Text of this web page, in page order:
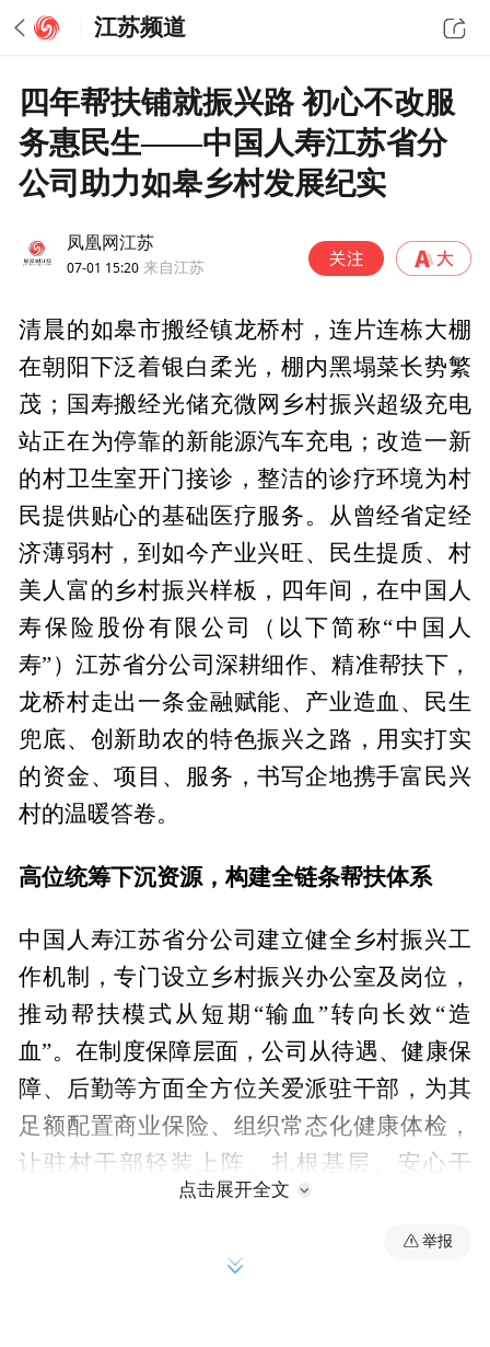
江苏频道
四年帮扶铺就振兴路 初心不改服
务惠民生——中国人寿江苏省分
公司助力如皋乡村发展纪实
凤凰网江苏
07-01 15:20 来自江苏
清晨的如皋市搬经镇龙桥村，连片连栋大棚
在朝阳下泛着银白柔光，棚内黑塌菜长势繁
茂；国寿搬经光储充微网乡村振兴超级充电
站正在为停靠的新能源汽车充电；改造一新
的村卫生室开门接诊，整洁的诊疗环境为村
民提供贴心的基础医疗服务。从曾经省定经
济薄弱村，到如今产业兴旺、民生提质、村
美人富的乡村振兴样板，四年间，在中国人
寿保险股份有限公司（以下简称“中国人
寿”）江苏省分公司深耕细作、精准帮扶下，
龙桥村走出一条金融赋能、产业造血、民生
兜底、创新助农的特色振兴之路，用实打实
的资金、项目、服务，书写企地携手富民兴
村的温暖答卷。
高位统筹下沉资源，构建全链条帮扶体系
中国人寿江苏省分公司建立健全乡村振兴工
作机制，专门设立乡村振兴办公室及岗位，
推动帮扶模式从短期“输血”转向长效“造
血”。在制度保障层面，公司从待遇、健康保
障、后勤等方面全方位关爱派驻干部，为其
足额配置商业保险、组织常态化健康体检，
让驻村干部轻装上阵、扎根基层、安心干
事。自定点帮扶龙桥村以来，公司党委书
记、总经理张文亮每年带队深入乡村一线，
先后4次赴龙桥村，走进种植基地、村民院
点击展开全文
举报